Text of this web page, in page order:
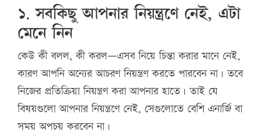
১. সবকিছু আপনার নিয়ন্ত্রণে নেই, এটা
মেনে নিন
কেউ কী বলল, কী করল—এসব নিয়ে চিন্তা করার মানে নেই,
কারণ আপনি অন্যের আচরণ নিয়ন্ত্রণ করতে পারবেন না। তবে
নিজের প্রতিক্রিয়া নিয়ন্ত্রণ করা আপনার হাতে। তাই যে
বিষয়গুলো আপনার নিয়ন্ত্রণে নেই, সেগুলোতে বেশি এনার্জি বা
সময় অপচয় করবেন না।